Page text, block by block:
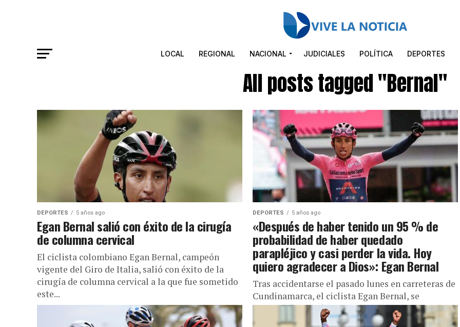
LOCAL REGIONAL NACIONAL JUDICIALES POLÍTICA DEPORTES
All posts tagged "Bernal"
DEPORTES 5 años ago
Egan Bernal salió con éxito de la cirugía
de columna cervical
El ciclista colombiano Egan Bernal, campeón
vigente del Giro de Italia, salió con éxito de la
cirugía de columna cervical a la que fue sometido
este...
DEPORTES 5 años ago
«Después de haber tenido un 95 % de
probabilidad de haber quedado
parapléjico y casi perder la vida. Hoy
quiero agradecer a Dios»: Egan Bernal
Tras accidentarse el pasado lunes en carreteras de
Cundinamarca, el ciclista Egan Bernal, se
pronunció a través de sus redes sociales, dando
gracias a Dios y...